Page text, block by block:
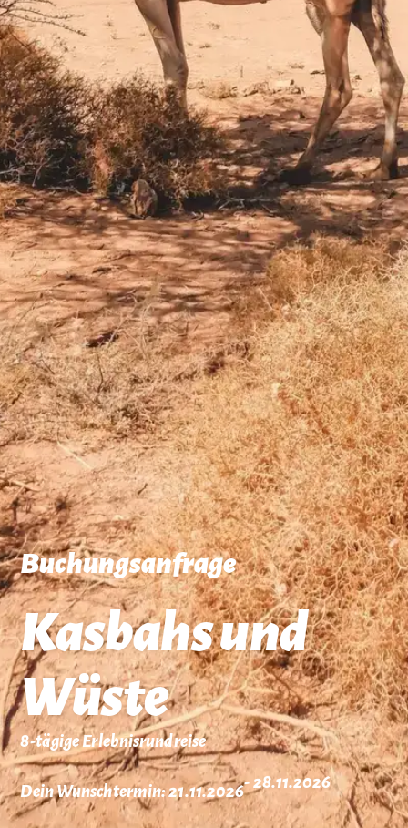
Buchungsanfrage
Kasbahs und
Wüste
8-tägige Erlebnisrundreise
Dein Wunschtermin: 21.11.2026- 28.11.2026